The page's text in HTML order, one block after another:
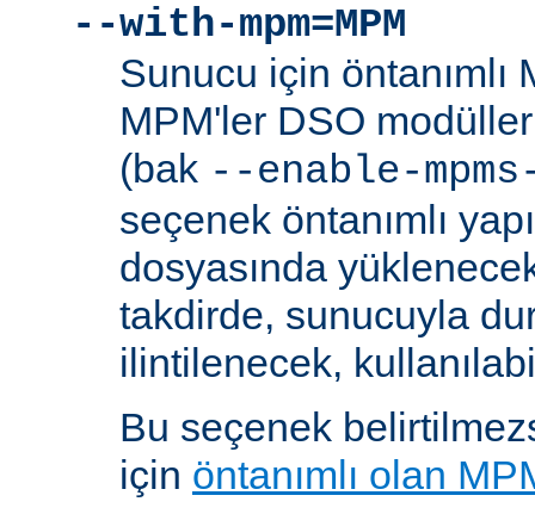
--with-mpm=MPM
Sunucu için öntanımlı
MPM'ler DSO
(bak --enable-
seçenek öntanımlı
dosyasında
takdirde, sunucuyla
ilintilenecek,
Bu seçenek
için öntanımlı olan